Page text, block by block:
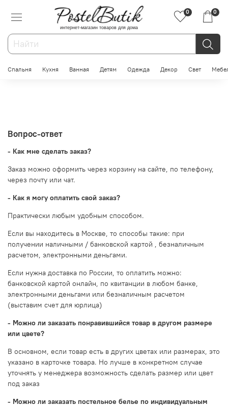
интернет-магазин товаров для дома
0 0
Спальня Кухня Ванная Детям Одежда Декор Свет
Вопрос-ответ
- Как мне сделать заказ?
Заказ можно оформить через корзину на сайте, по телефону,
через почту или чат.
- Как я могу оплатить свой заказ?
Практически любым удобным способом.
Если вы находитесь в Москве, то способы такие: при
получении наличными / банковской картой , безналичным
расчетом, электронными деньгами.
Если нужна доставка по России, то оплатить можно:
банковской картой онлайн, по квитанции в любом банке,
электронными деньгами или безналичным расчетом
(выставим счет для юрлица)
- Можно ли заказать понравившийся товар в другом размере
или цвете?
В основном, если товар есть в других цветах или размерах, это
указано в карточке товара. Но лучше в конкретном случае
уточнять у менеджера возможность сделать размер или цвет
под заказ
- Можно ли заказать постельное белье по индивидуальным